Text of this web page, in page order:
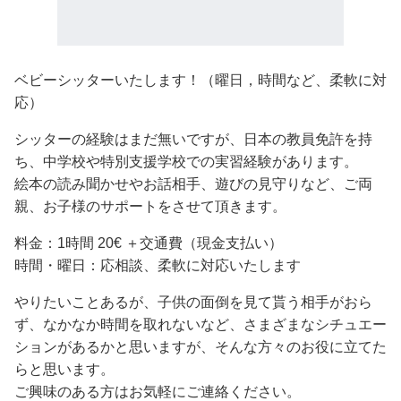
ベビーシッターいたします！（曜日，時間など、柔軟に対
応）
シッターの経験はまだ無いですが、日本の教員免許を持
ち、中学校や特別支援学校での実習経験があります。
絵本の読み聞かせやお話相手、遊びの見守りなど、ご両
親、お子様のサポートをさせて頂きます。
料金：1時間 20€ ＋交通費（現金支払い）
時間・曜日：応相談、柔軟に対応いたします
やりたいことあるが、子供の面倒を見て貰う相手がおら
ず、なかなか時間を取れないなど、さまざまなシチュエー
ションがあるかと思いますが、そんな方々のお役に立てた
らと思います。
ご興味のある方はお気軽にご連絡ください。